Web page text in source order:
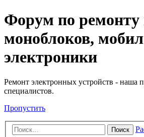
Регистрация
Форум по ремонту
моноблоков,
электроники
Ремонт электронных устройств - наша
специалистов.
Пропустить
Поиск